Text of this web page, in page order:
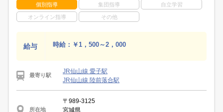
個別指導 集団指導 自立学習
オンライン指導 その他
給与 時給：￥1，500～2，000
最寄り駅
JR仙山線 愛子駅
JR仙山線 陸前落合駅
所在地
〒989-3125
宮城県